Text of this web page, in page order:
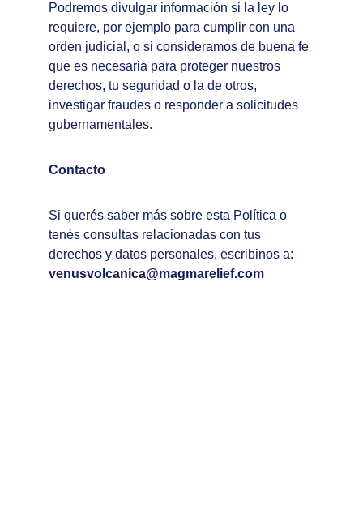
Podremos divulgar información si la ley lo
requiere, por ejemplo para cumplir con una
orden judicial, o si consideramos de buena fe
que es necesaria para proteger nuestros
derechos, tu seguridad o la de otros,
investigar fraudes o responder a solicitudes
gubernamentales.
Contacto
Si querés saber más sobre esta Política o
tenés consultas relacionadas con tus
derechos y datos personales, escribinos a:
venusvolcanica@magmarelief.com